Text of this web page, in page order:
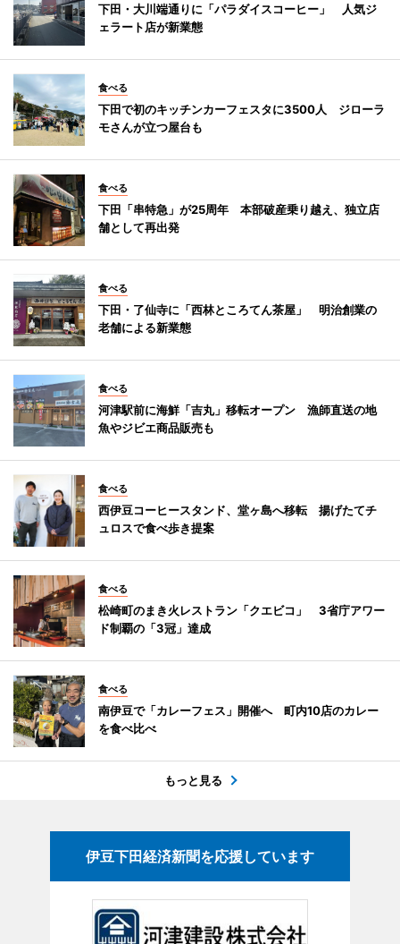
下田・大川端通りに「パラダイスコーヒー」 人気ジ
ェラート店が新業態
食べる
下田で初のキッチンカーフェスタに3500人 ジローラ
モさんが立つ屋台も
食べる
下田「串特急」が25周年 本部破産乗り越え、独立店
舗として再出発
食べる
下田・了仙寺に「西林ところてん茶屋」 明治創業の
老舗による新業態
食べる
河津駅前に海鮮「吉丸」移転オープン 漁師直送の地
魚やジビエ商品販売も
食べる
西伊豆コーヒースタンド、堂ヶ島へ移転 揚げたてチ
ュロスで食べ歩き提案
食べる
松崎町のまき火レストラン「クエビコ」 3省庁アワー
ド制覇の「3冠」達成
食べる
南伊豆で「カレーフェス」開催へ 町内10店のカレー
を食べ比べ
もっと見る
伊豆下田経済新聞を応援しています